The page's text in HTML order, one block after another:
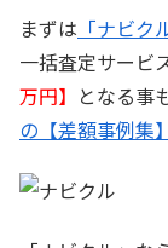
まずは 「ナビク
一括査定サービ
万円】 となる事
の【差額事例集】